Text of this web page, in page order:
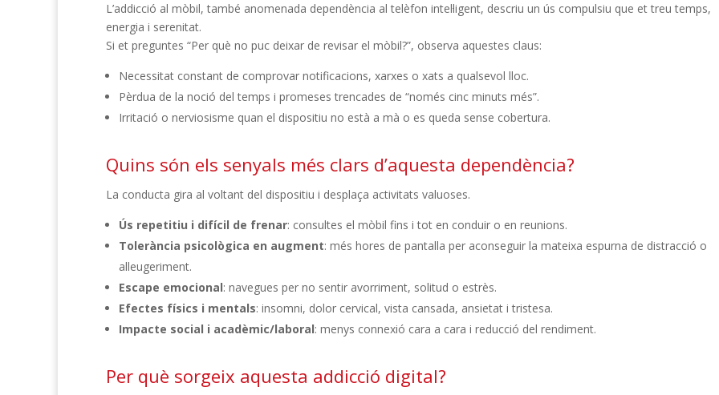
L’addicció al mòbil, també anomenada dependència al telèfon intel·ligent, descriu un ús compulsiu que et treu temps,
energia i serenitat.
Si et preguntes “Per què no puc deixar de revisar el mòbil?”, observa aquestes claus:
Necessitat constant de comprovar notificacions, xarxes o xats a qualsevol lloc.
Pèrdua de la noció del temps i promeses trencades de “només cinc minuts més”.
Irritació o nerviosisme quan el dispositiu no està a mà o es queda sense cobertura.
Quins són els senyals més clars d’aquesta dependència?
La conducta gira al voltant del dispositiu i desplaça activitats valuoses.
Ús repetitiu i difícil de frenar: consultes el mòbil fins i tot en conduir o en reunions.
Tolerància psicològica en augment: més hores de pantalla per aconseguir la mateixa espurna de distracció o
alleugeriment.
Escape emocional: navegues per no sentir avorriment, solitud o estrès.
Efectes físics i mentals: insomni, dolor cervical, vista cansada, ansietat i tristesa.
Impacte social i acadèmic/laboral: menys connexió cara a cara i reducció del rendiment.
Per què sorgeix aquesta addicció digital?